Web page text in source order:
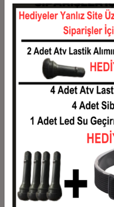
Taksit Tutarı
1
9.250,00 TL
4.625,00 TL
3.299,17 TL
2.520,63 TL
2.053,50 TL
6
1.742,08 TL
1.519,64 TL
8
1.352,81 TL
9
1.223,06 TL
10
1.119,25 TL